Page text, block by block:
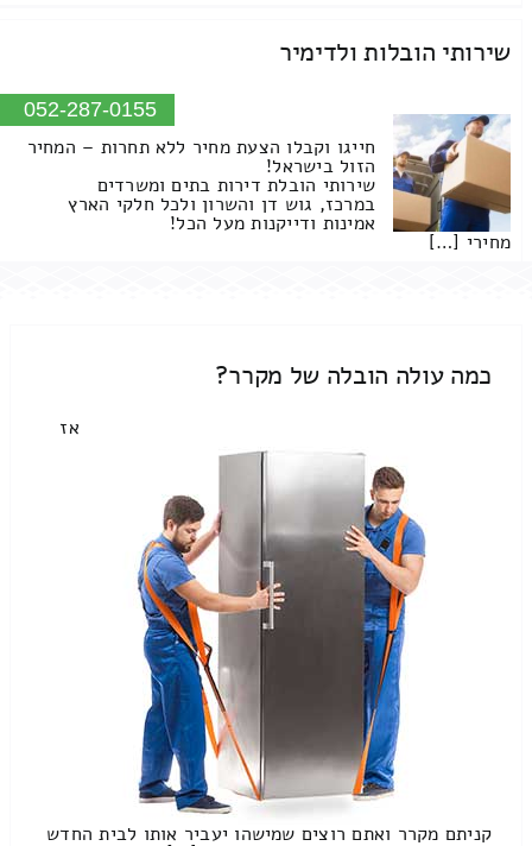
שירותי הובלות ולדימיר
052-287-0155
חייגו וקבלו הצעת מחיר ללא תחרות – המחיר
הזול בישראל!
שירותי הובלת דירות בתים ומשרדים
במרכז, גוש דן והשרון ולכל חלקי הארץ
אמינות ודייקנות מעל הכל!
מחירי […]
כמה עולה הובלה של מקרר?
אז
קניתם מקרר ואתם רוצים שמישהו יעביר אותו לבית החדש